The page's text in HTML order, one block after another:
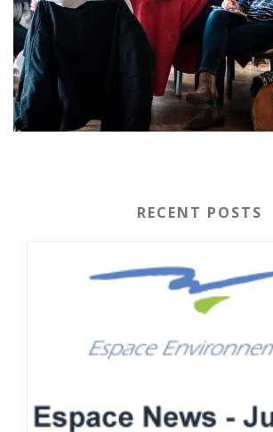
RECENT POSTS